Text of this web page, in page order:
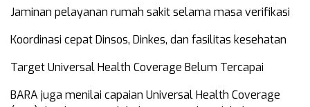
Jaminan pelayanan rumah sakit selama masa verifikasi
Koordinasi cepat Dinsos, Dinkes, dan fasilitas kesehatan
Target Universal Health Coverage Belum Tercapai
BARA juga menilai capaian Universal Health Coverage